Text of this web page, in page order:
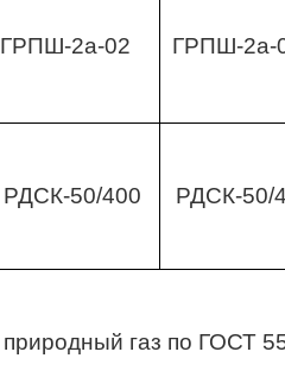
ГРПШ-2а-02 ГРПШ-2а-
РДСК-50/400 РДСК-50/
природный газ по ГОСТ